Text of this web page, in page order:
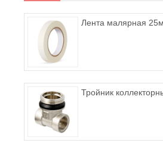
Лента малярная